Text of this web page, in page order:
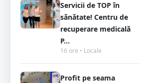
Servicii de TOP în
sănătate! Centru de
recuperare medicală
P...
16 ore • Locale
Profit pe seama